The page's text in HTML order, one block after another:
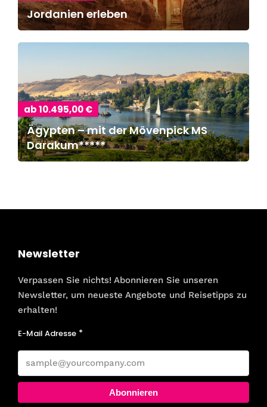
Jordanien erleben
ab 10.495,00 €
Ägypten – mit der Mövenpick MS
Darakum*****
Newsletter
Verpassen Sie nichts! Abonnieren Sie unseren
Newsletter, um neueste Angebote und Reisetipps zu
erhalten!
E-Mail Adresse
Abonnieren